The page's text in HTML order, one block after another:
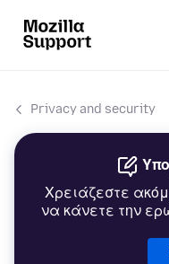
Privacy and security
Χρειάζεστε
να κάνετε την